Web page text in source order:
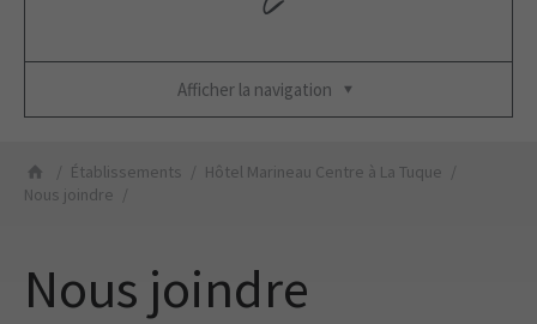
Afficher la navigation
Établissements
Hôtel Marineau Centre à La Tuque
Nous joindre
Nous joindre